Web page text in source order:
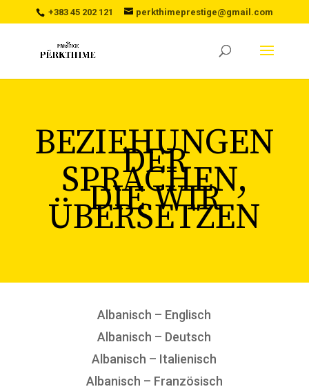
+383 45 202 121 perkthimeprestige@gmail.com
BEZIEHUNGEN
DER
SPRACHEN,
DIE WIR
ÜBERSETZEN
Albanisch – Englisch
Albanisch – Deutsch
Albanisch – Italienisch
Albanisch – Französisch